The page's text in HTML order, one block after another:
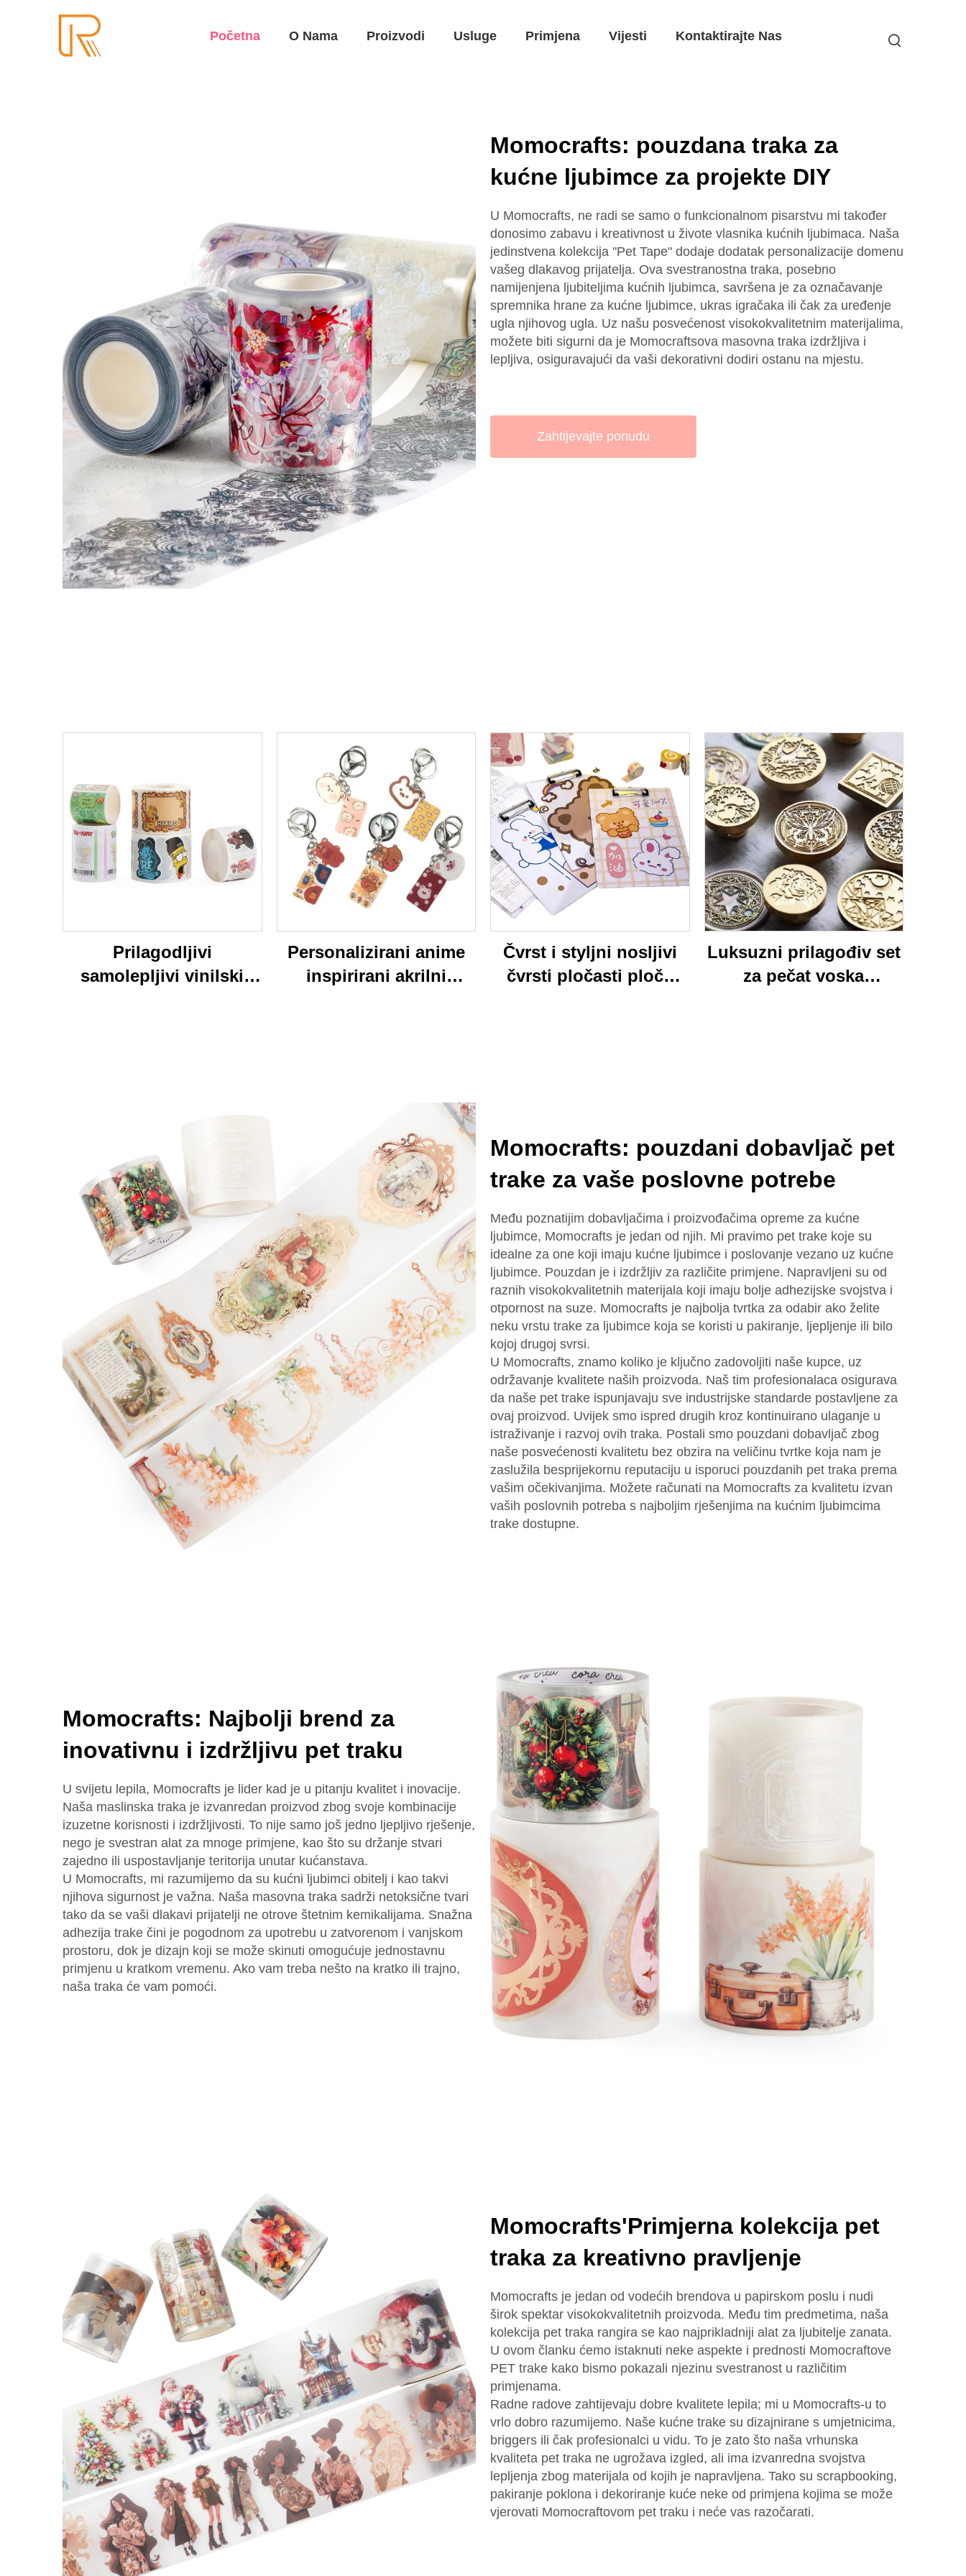
Početna O Nama Proizvodi Usluge Primjena Vijesti Kontaktirajte Nas
Momocrafts: pouzdana traka za
kućne ljubimce za projekte DIY
U Momocrafts, ne radi se samo o funkcionalnom pisarstvu mi također
donosimo zabavu i kreativnost u živote vlasnika kućnih ljubimaca. Naša
jedinstvena kolekcija "Pet Tape" dodaje dodatak personalizacije domenu
vašeg dlakavog prijatelja. Ova svestranostna traka, posebno
namijenjena ljubiteljima kućnih ljubimca, savršena je za označavanje
spremnika hrane za kućne ljubimce, ukras igračaka ili čak za uređenje
ugla njihovog ugla. Uz našu posvećenost visokokvalitetnim materijalima,
možete biti sigurni da je Momocraftsova masovna traka izdržljiva i
lepljiva, osiguravajući da vaši dekorativni dodiri ostanu na mjestu.
Zahtijevajte ponudu
Prilagodljivi
samolepljivi vinilski
Personalizirani anime
inspirirani akrilni
Čvrst i styljni nosljivi
čvrsti pločasti ploča
Luksuzni prilagođiv set
za pečat voska
Momocrafts: pouzdani dobavljač pet
trake za vaše poslovne potrebe
Među poznatijim dobavljačima i proizvođačima opreme za kućne
ljubimce, Momocrafts je jedan od njih. Mi pravimo pet trake koje su
idealne za one koji imaju kućne ljubimce i poslovanje vezano uz kućne
ljubimce. Pouzdan je i izdržljiv za različite primjene. Napravljeni su od
raznih visokokvalitetnih materijala koji imaju bolje adhezijske svojstva i
otpornost na suze. Momocrafts je najbolja tvrtka za odabir ako želite
neku vrstu trake za ljubimce koja se koristi u pakiranje, ljepljenje ili bilo
kojoj drugoj svrsi.
U Momocrafts, znamo koliko je ključno zadovoljiti naše kupce, uz
održavanje kvalitete naših proizvoda. Naš tim profesionalaca osigurava
da naše pet trake ispunjavaju sve industrijske standarde postavljene za
ovaj proizvod. Uvijek smo ispred drugih kroz kontinuirano ulaganje u
istraživanje i razvoj ovih traka. Postali smo pouzdani dobavljač zbog
naše posvećenosti kvalitetu bez obzira na veličinu tvrtke koja nam je
zaslužila besprijekornu reputaciju u isporuci pouzdanih pet traka prema
vašim očekivanjima. Možete računati na Momocrafts za kvalitetu izvan
vaših poslovnih potreba s najboljim rješenjima na kućnim ljubimcima
trake dostupne.
Momocrafts: Najbolji brend za
inovativnu i izdržljivu pet traku
U svijetu lepila, Momocrafts je lider kad je u pitanju kvalitet i inovacije.
Naša maslinska traka je izvanredan proizvod zbog svoje kombinacije
izuzetne korisnosti i izdržljivosti. To nije samo još jedno ljepljivo rješenje,
nego je svestran alat za mnoge primjene, kao što su držanje stvari
zajedno ili uspostavljanje teritorija unutar kućanstava.
U Momocrafts, mi razumijemo da su kućni ljubimci obitelj i kao takvi
njihova sigurnost je važna. Naša masovna traka sadrži netoksične tvari
tako da se vaši dlakavi prijatelji ne otrove štetnim kemikalijama. Snažna
adhezija trake čini je pogodnom za upotrebu u zatvorenom i vanjskom
prostoru, dok je dizajn koji se može skinuti omogućuje jednostavnu
primjenu u kratkom vremenu. Ako vam treba nešto na kratko ili trajno,
naša traka će vam pomoći.
Momocrafts'Primjerna kolekcija pet
traka za kreativno pravljenje
Momocrafts je jedan od vodećih brendova u papirskom poslu i nudi
širok spektar visokokvalitetnih proizvoda. Među tim predmetima, naša
kolekcija pet traka rangira se kao najprikladniji alat za ljubitelje zanata.
U ovom članku ćemo istaknuti neke aspekte i prednosti Momocraftove
PET trake kako bismo pokazali njezinu svestranost u različitim
primjenama.
Radne radove zahtijevaju dobre kvalitete lepila; mi u Momocrafts-u to
vrlo dobro razumijemo. Naše kućne trake su dizajnirane s umjetnicima,
briggers ili čak profesionalci u vidu. To je zato što naša vrhunska
kvaliteta pet traka ne ugrožava izgled, ali ima izvanredna svojstva
lepljenja zbog materijala od kojih je napravljena. Tako su scrapbooking,
pakiranje poklona i dekoriranje kuće neke od primjena kojima se može
vjerovati Momocraftovom pet traku i neće vas razočarati.